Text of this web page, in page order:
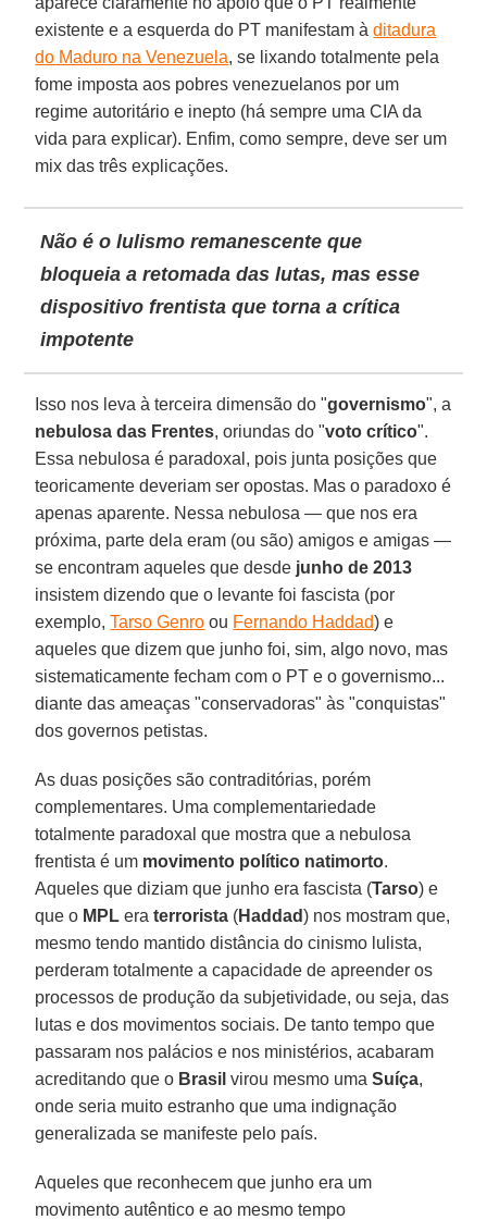
existente e a esquerda do PT manifestam àditadura
do Maduro na Venezuela, se lixando totalmente pela
fome imposta aos pobres venezuelanos por um
regime autoritário e inepto (há sempre uma CIA da
vida para explicar). Enfim, como sempre, deve ser um
mix das três explicações.
Não é o lulismo remanescente que
bloqueia a retomada das lutas, mas esse
dispositivo frentista que torna a crítica
impotente
Isso nos leva à terceira dimensão do "governismo", a
nebulosa das Frentes, oriundas do "voto crítico".
Essa nebulosa é paradoxal, pois junta posições que
teoricamente deveriam ser opostas. Mas o paradoxo é
apenas aparente. Nessa nebulosa — que nos era
próxima, parte dela eram (ou são) amigos e amigas —
se encontram aqueles que desde junho de 2013
insistem dizendo que o levante foi fascista (por
exemplo,Tarso Genro ou Fernando Haddad) e
aqueles que dizem que junho foi, sim, algo novo, mas
sistematicamente fecham com o PT e o governismo...
diante das ameaças "conservadoras" às "conquistas"
dos governos petistas.
As duas posições são contraditórias, porém
complementares. Uma complementariedade
totalmente paradoxal que mostra que a nebulosa
frentista é um movimento político natimorto.
Aqueles que diziam que junho era fascista (Tarso) e
que o MPLera terrorista (Haddad) nos mostram que,
mesmo tendo mantido distância do cinismo lulista,
perderam totalmente a capacidade de apreender os
processos de produção da subjetividade, ou seja, das
lutas e dos movimentos sociais. De tanto tempo que
passaram nos palácios e nos ministérios, acabaram
acreditando que o Brasil virou mesmo umaSuíça,
onde seria muito estranho que uma indignação
generalizada se manifeste pelo país.
Aqueles que reconhecem que junho era um
movimento autêntico e ao mesmo tempo